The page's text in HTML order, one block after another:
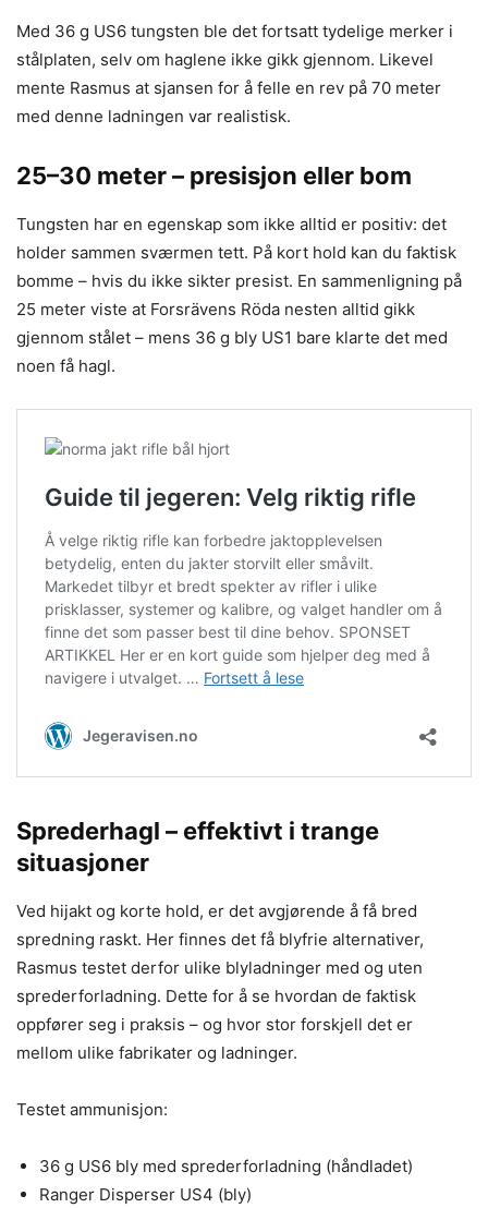
Med 36 g US6 tungsten ble det fortsatt tydelige merker i
stålplaten, selv om haglene ikke gikk gjennom. Likevel
mente Rasmus at sjansen for å felle en rev på 70 meter
med denne ladningen var realistisk.
25–30 meter – presisjon eller bom
Tungsten har en egenskap som ikke alltid er positiv: det
holder sammen sværmen tett. På kort hold kan du faktisk
bomme – hvis du ikke sikter presist. En sammenligning på
25 meter viste at Forsrävens Röda nesten alltid gikk
gjennom stålet – mens 36 g bly US1 bare klarte det med
noen få hagl.
Sprederhagl – effektivt i trange
situasjoner
Ved hijakt og korte hold, er det avgjørende å få bred
spredning raskt. Her finnes det få blyfrie alternativer,
Rasmus testet derfor ulike blyladninger med og uten
sprederforladning. Dette for å se hvordan de faktisk
oppfører seg i praksis – og hvor stor forskjell det er
mellom ulike fabrikater og ladninger.
Testet ammunisjon:
36 g US6 bly med sprederforladning (håndladet)
Ranger Disperser US4 (bly)